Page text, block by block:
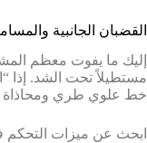
القضبان الجانبية
إليك ما يفوت معظم
مستطيلاً تحت الشد. إذا
خط علوي طري ومحاذاة
ابحث عن ميزات